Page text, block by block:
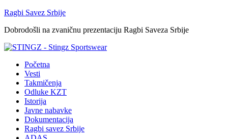
Ragbi Savez Srbije
Dobrodošli na zvaničnu prezentaciju Ragbi Saveza Srbije
Početna
Vesti
Takmičenja
Odluke KZT
Istorija
Javne nabavke
Dokumentacija
Ragbi savez Srbije